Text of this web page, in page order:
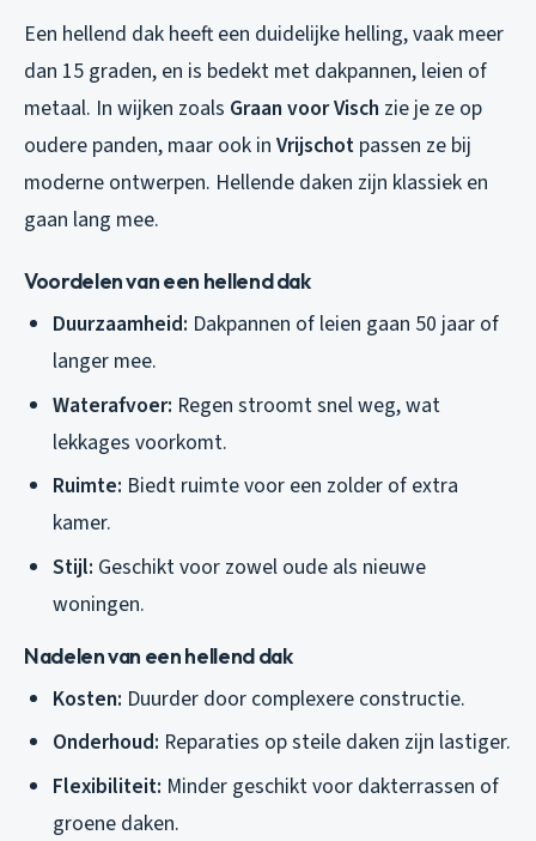
Een hellend dak heeft een duidelijke helling, vaak meer
dan 15 graden, en is bedekt met dakpannen, leien of
metaal. In wijken zoals Graan voor Visch zie je ze op
oudere panden, maar ook in Vrijschot passen ze bij
moderne ontwerpen. Hellende daken zijn klassiek en
gaan lang mee.
Voordelen van een hellend dak
Duurzaamheid: Dakpannen of leien gaan 50 jaar of
langer mee.
Waterafvoer: Regen stroomt snel weg, wat
lekkages voorkomt.
Ruimte: Biedt ruimte voor een zolder of extra
kamer.
Stijl: Geschikt voor zowel oude als nieuwe
woningen.
Nadelen van een hellend dak
Kosten: Duurder door complexere constructie.
Onderhoud: Reparaties op steile daken zijn lastiger.
Flexibiliteit: Minder geschikt voor dakterrassen of
groene daken.